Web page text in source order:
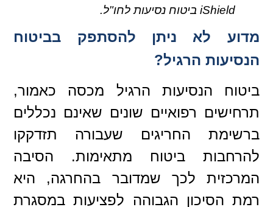
iShield ביטוח נסיעות לחו"ל.
מדוע לא ניתן להסתפק בביטוח
הנסיעות הרגיל?
ביטוח הנסיעות הרגיל מכסה כאמור,
תרחישים רפואיים שונים שאינם נכללים
ברשימת החריגים שעבורה תזדקקו
להרחבות ביטוח מתאימות. הסיבה
המרכזית לכך שמדובר בהחרגה, היא
רמת הסיכון הגבוהה לפציעות במסגרת